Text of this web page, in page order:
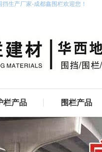
生产厂家-成都鑫围栏欢迎您！
栏产品 围栏产品